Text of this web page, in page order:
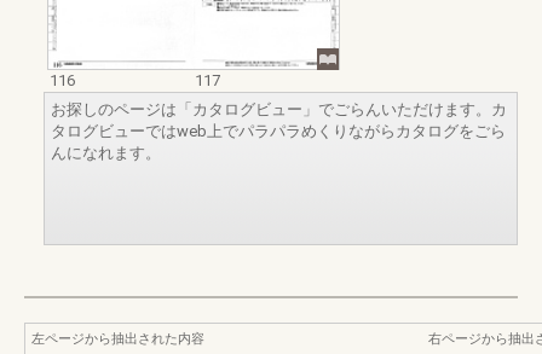
116
117
お探しのページは「カタログビュー」でごらんいただけます。カ
タログビューではweb上でパラパラめくりながらカタログをごら
んになれます。
左ページから抽出された内容
右ページから抽出